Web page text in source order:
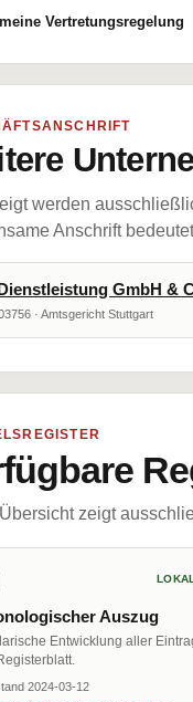
Vertretungsregelung
werden
Anschrift
GmbH &
· Amtsgericht Stuttgart
zeigt
Auszug
Entwicklung aller
2024-03-12